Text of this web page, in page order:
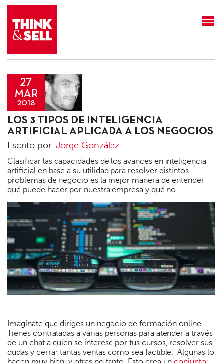
THINK&SELL
27
MAR
2018
Jorge
González
LOS 3 TIPOS DE INTELIGENCIA
ARTIFICIAL APLICADA A LOS NEGOCIOS
Escrito por: Jorge González
Clasificar las capacidades de los avances en inteligencia
artificial en base a su utilidad para resolver distintos
problemas de negocio es la mejor manera de entender
qué puede hacer por nuestra empresa y qué no.
Imagínate que diriges un negocio de formación online.
Tienes contratadas a varias personas para atender a través
de un chat a quien se interese por tus cursos, resolver sus
dudas y cerrar tantas ventas como sea factible. Algunas lo